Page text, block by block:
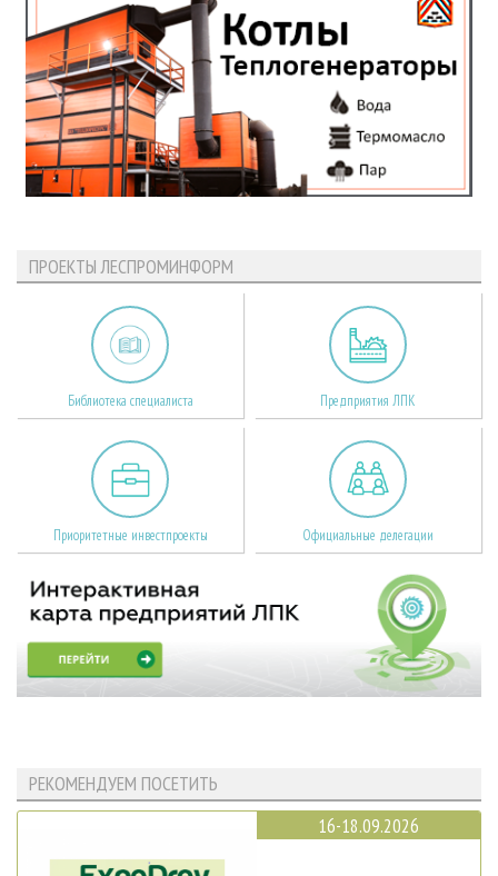
ПРОЕКТЫ ЛЕСПРОМИНФОРМ
Библиотека специалиста Предприятия ЛПК
Приоритетные инвестпроекты Официальные делегации
РЕКОМЕНДУЕМ ПОСЕТИТЬ
16-18.09.2026